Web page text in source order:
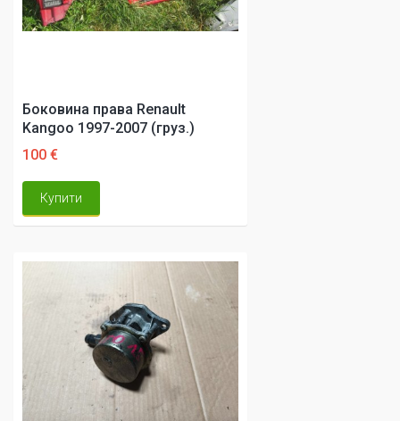
Боковина права Renault
Kangoo 1997-2007 (груз.)
100 €
Купити